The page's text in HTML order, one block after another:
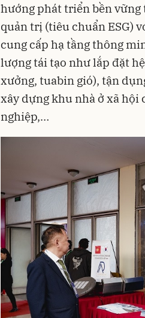
hướng phát triển bền
quản trị (tiêu chuẩn ESG)
cung cấp hạ tầng thông
lượng tái tạo như lắp đặt
xưởng, tuabin gió), tận
xây dựng khu nhà ở xã hội
nghiệp,…